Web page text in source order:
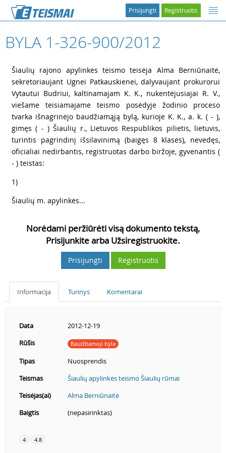
Registruotis
Prisijungti
BYLA 1-326-900/2012
Šiaulių rajono apylinkės teismo teisėja Alma Berniūnaitė,
sekretoriaujant Ugnei Patkauskienei, dalyvaujant prokurorui
Vytautui Budriui, kaltinamajam K. K., nukentėjusiajai R. V.,
viešame teisiamajame teismo posėdyje žodinio proceso
tvarka išnagrinėjo baudžiamąją bylą, kurioje K. K., a. k. ( - ),
gimęs ( - ) Šiaulių r., Lietuvos Respublikos pilietis, lietuvis,
turintis pagrindinį išsilavinimą (baigęs 8 klases), nevedęs,
oficialiai nedirbantis, registruotas darbo biržoje, gyvenantis (
- ) teistas:
1)
Šiaulių m. apylinkės...
Norėdami peržiūrėti visą dokumento tekstą,
Prisijunkite arba Užsiregistruokite.
Prisijungti Registruotis
Informacija Turinys Komentarai
Data
2012-12-19
Rūšis
Baudžiamoji byla
Tipas
Nuosprendis
Teismas
Šiaulių apylinkės teismo Šiaulių rūmai
Teisėjas(ai)
Alma Berniūnaitė
Baigtis
(nepasirinktas)
4 4.8